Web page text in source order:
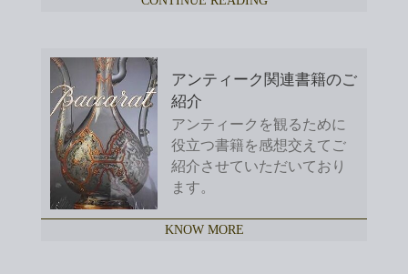
アンティーク関連書籍のご
紹介
アンティークを観るために
役立つ書籍を感想交えてご
紹介させていただいており
ます。
KNOW MORE